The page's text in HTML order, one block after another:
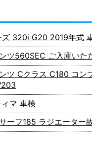
ズ 320i G20 2019年式
ツ560SEC ご入庫いた
ツ Cクラス C180 コン
マ 車検
ーフ185 ラジエーター